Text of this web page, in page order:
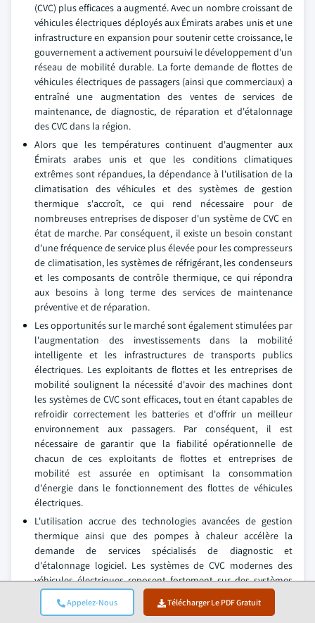
Appelez-Nous Télécharger Le PDF Gratuit
(CVC) plus efficaces a augmenté. Avec un nombre croissant de
véhicules électriques déployés aux Émirats arabes unis et une
infrastructure en expansion pour soutenir cette croissance, le
gouvernement a activement poursuivi le développement d'un
réseau de mobilité durable. La forte demande de flottes de
véhicules électriques de passagers (ainsi que commerciaux) a
entraîné une augmentation des ventes de services de
maintenance, de diagnostic, de réparation et d'étalonnage
des CVC dans la région.
Alors que les températures continuent d'augmenter aux
Émirats arabes unis et que les conditions climatiques
extrêmes sont répandues, la dépendance à l'utilisation de la
climatisation des véhicules et des systèmes de gestion
thermique s'accroît, ce qui rend nécessaire pour de
nombreuses entreprises de disposer d'un système de CVC en
état de marche. Par conséquent, il existe un besoin constant
d'une fréquence de service plus élevée pour les compresseurs
de climatisation, les systèmes de réfrigérant, les condenseurs
et les composants de contrôle thermique, ce qui répondra
aux besoins à long terme des services de maintenance
préventive et de réparation.
Les opportunités sur le marché sont également stimulées par
l'augmentation des investissements dans la mobilité
intelligente et les infrastructures de transports publics
électriques. Les exploitants de flottes et les entreprises de
mobilité soulignent la nécessité d'avoir des machines dont
les systèmes de CVC sont efficaces, tout en étant capables de
refroidir correctement les batteries et d'offrir un meilleur
environnement aux passagers. Par conséquent, il est
nécessaire de garantir que la fiabilité opérationnelle de
chacun de ces exploitants de flottes et entreprises de
mobilité est assurée en optimisant la consommation
d'énergie dans le fonctionnement des flottes de véhicules
électriques.
L'utilisation accrue des technologies avancées de gestion
thermique ainsi que des pompes à chaleur accélère la
demande de services spécialisés de diagnostic et
d'étalonnage logiciel. Les systèmes de CVC modernes des
véhicules électriques reposent fortement sur des systèmes
intelligents de contrôle climatique (contrôleurs climatiques),
des capteurs et des unités de commande électronique pour